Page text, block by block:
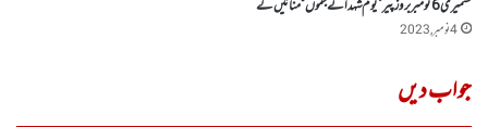
کشمیری 6نومبر بروز پیر” یوم شہدائے جموں“ منائیں گے
4 نومبر, 2023
جواب دیں